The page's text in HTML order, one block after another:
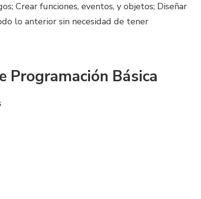
Crear funciones, eventos, y objetos; Diseñar
lo anterior sin necesidad de tener
Programación Básica